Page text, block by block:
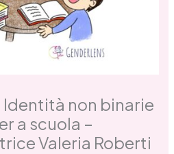
Identità non binarie
a scuola –
Valeria Roberti